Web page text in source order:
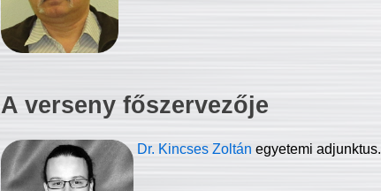
A verseny főszervezője
Dr. Kincses Zoltán egyetemi adjunktus.